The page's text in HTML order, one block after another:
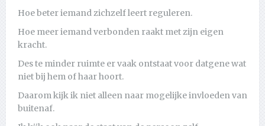
Hoe beter iemand zichzelf leert reguleren.
Hoe meer iemand verbonden raakt met zijn eigen
kracht.
Des te minder ruimte er vaak ontstaat voor datgene wat
niet bij hem of haar hoort.
Daarom kijk ik niet alleen naar mogelijke invloeden van
buitenaf.